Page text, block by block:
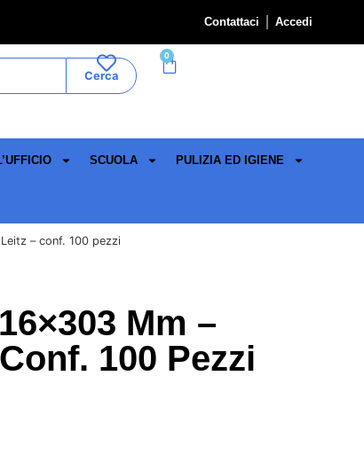
Contattaci Accedi
Cerca
0
SCUOLA PULIZIA ED IGIENE
– conf. 100 pezzi
Mm –
100 Pezzi